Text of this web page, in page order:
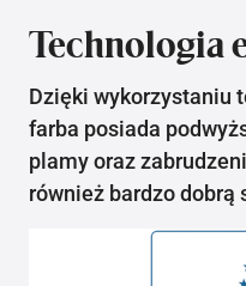
Technologia
Dzięki wykorzystaniu
farba posiada
plamy oraz
również bardzo dobrą